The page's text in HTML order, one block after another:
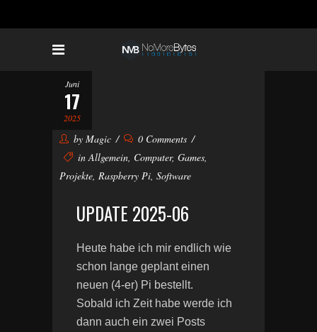
Juni
17
2025
by Magic
0 Comments
inAllgemein, Computer, Games,
Projekte, Raspberry Pi, Software
UPDATE 2025-06
Heute habe ich mir endlich wie
schon lange geplant einen
neuen (4-er) Pi bestellt.
Sobald ich Zeit habe werde ich
dann auch ein zwei Posts